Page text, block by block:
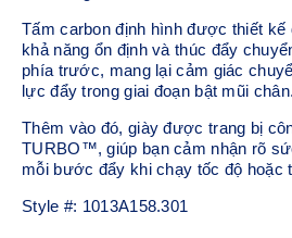
Tấm carbon định hình được thiết kế
khả năng ổn định và thúc đẩy
phía trước, mang lại cảm giác
lực đẩy trong giai đoạn bật mũi chân.​
Thêm vào đó, giày được trang bị
TURBO™, giúp bạn cảm nhận rõ
mỗi bước đẩy khi chạy tốc độ hoặc
Style #: 1013A158.301